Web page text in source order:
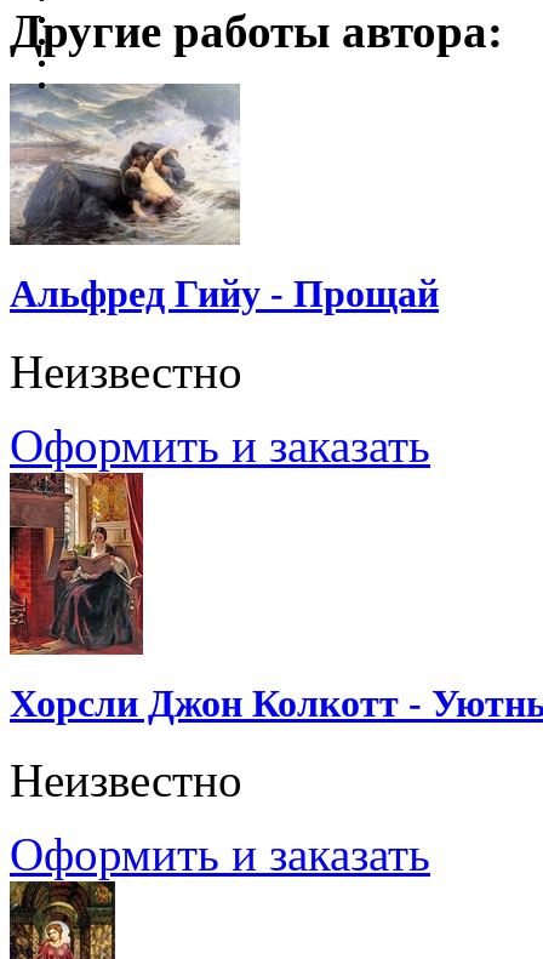
Другие работы автора:
Альфред Гийу - Прощай
Неизвестно
Оформить и заказать
Хорсли Джон Колкотт -
Неизвестно
Оформить и заказать